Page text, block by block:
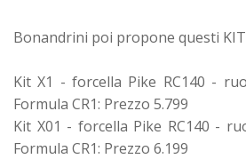
Bonandrini poi propone questi KIT
Kit X1 - forcella Pike RC140 -
Formula CR1: Prezzo 5.799
Kit X01 - forcella Pike RC140 -
Formula CR1: Prezzo 6.199